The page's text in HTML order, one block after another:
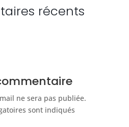
récents
ne sera pas publiée.
sont indiqués